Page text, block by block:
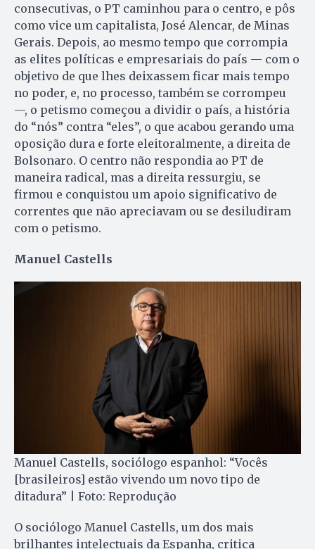
consecutivas, o PT caminhou para o centro, e pôs
como vice um capitalista, José Alencar, de Minas
Gerais. Depois, ao mesmo tempo que corrompia
as elites políticas e empresariais do país — com o
objetivo de que lhes deixassem ficar mais tempo
no poder, e, no processo, também se corrompeu
—, o petismo começou a dividir o país, a história
do “nós” contra “eles”, o que acabou gerando uma
oposição dura e forte eleitoralmente, a direita de
Bolsonaro. O centro não respondia ao PT de
maneira radical, mas a direita ressurgiu, se
firmou e conquistou um apoio significativo de
correntes que não apreciavam ou se desiludiram
com o petismo.
Manuel Castells
Manuel Castells, sociólogo espanhol: “Vocês
[brasileiros] estão vivendo um novo tipo de
ditadura” | Foto: Reprodução
O sociólogo Manuel Castells, um dos mais
brilhantes intelectuais da Espanha, critica